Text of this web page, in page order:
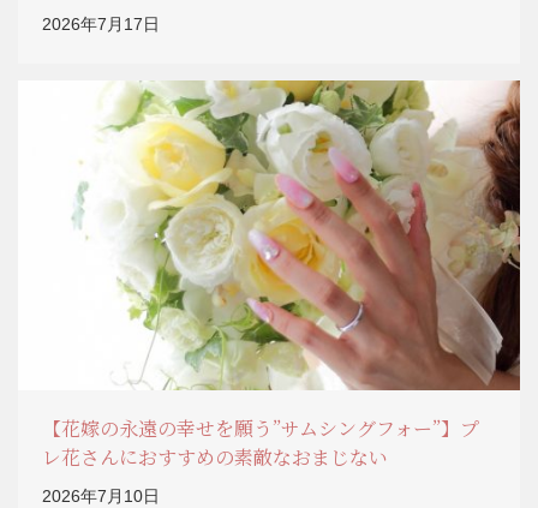
2026年7月17日
【花嫁の永遠の幸せを願う”サムシングフォー”】プ
レ花さんにおすすめの素敵なおまじない
2026年7月10日